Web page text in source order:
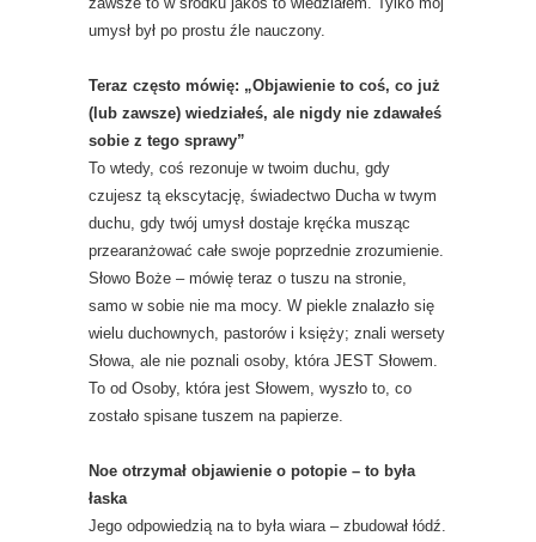
umysł był po prostu źle nauczony.
Teraz często mówię: „Objawienie to coś, co już
(lub zawsze) wiedziałeś, ale nigdy nie zdawałeś
sobie z tego sprawy”
To wtedy, coś rezonuje w twoim duchu, gdy
czujesz tą ekscytację, świadectwo Ducha w twym
duchu, gdy twój umysł dostaje kręćka musząc
przearanżować całe swoje poprzednie zrozumienie.
Słowo Boże – mówię teraz o tuszu na stronie,
samo w sobie nie ma mocy. W piekle znalazło się
wielu duchownych, pastorów i księży; znali wersety
Słowa, ale nie poznali osoby, która JEST Słowem.
To od Osoby, która jest Słowem, wyszło to, co
zostało spisane tuszem na papierze.
Noe otrzymał objawienie o potopie – to była
łaska
Jego odpowiedzią na to była wiara – zbudował łódź.